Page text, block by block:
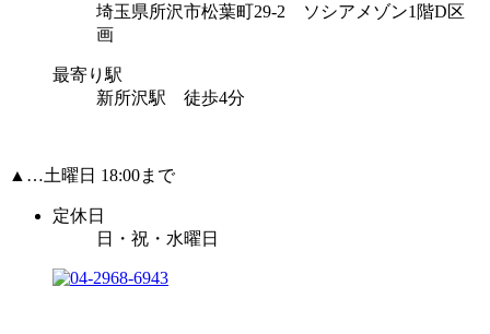
埼玉県所沢市松葉町29-2 ソシアメゾン1階D区
画
最寄り駅
新所沢駅 徒歩4分
▲…土曜日 18:00まで
定休日
日・祝・水曜日